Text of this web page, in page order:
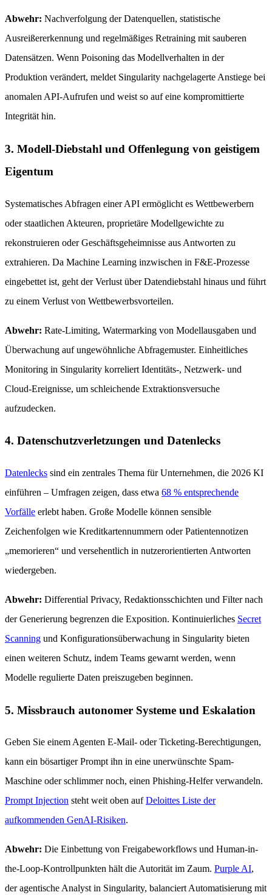
Abwehr: Nachverfolgung der Datenquellen, statistische
Ausreißererkennung und regelmäßiges Retraining mit sauberen
Datensätzen. Wenn Poisoning das Modellverhalten in der
Produktion verändert, meldet Singularity nachgelagerte Anstiege bei
anomalen API-Aufrufen und weist so auf eine kompromittierte
Integrität hin.
3. Modell-Diebstahl und Offenlegung von geistigem
Eigentum
Systematisches Abfragen einer API ermöglicht es Wettbewerbern
oder staatlichen Akteuren, proprietäre Modellgewichte zu
rekonstruieren oder Geschäftsgeheimnisse aus Antworten zu
extrahieren. Da Machine Learning inzwischen in F&E-Prozesse
eingebettet ist, geht der Verlust über Datendiebstahl hinaus und führt
zu einem Verlust von Wettbewerbsvorteilen.
Abwehr: Rate-Limiting, Watermarking von Modellausgaben und
Überwachung auf ungewöhnliche Abfragemuster. Einheitliches
Monitoring in Singularity korreliert Identitäts-, Netzwerk- und
Cloud-Ereignisse, um schleichende Extraktionsversuche
aufzudecken.
4. Datenschutzverletzungen und Datenlecks
Datenlecks sind ein zentrales Thema für Unternehmen, die 2026 KI
einführen – Umfragen zeigen, dass etwa 68 % entsprechende
Vorfälle erlebt haben. Große Modelle können sensible
Zeichenfolgen wie Kreditkartennummern oder Patientennotizen
„memorieren“ und versehentlich in nutzerorientierten Antworten
wiedergeben.
Abwehr: Differential Privacy, Redaktionsschichten und Filter nach
der Generierung begrenzen die Exposition. Kontinuierliches Secret
Scanning und Konfigurationsüberwachung in Singularity bieten
einen weiteren Schutz, indem Teams gewarnt werden, wenn
Modelle regulierte Daten preiszugeben beginnen.
5. Missbrauch autonomer Systeme und Eskalation
Geben Sie einem Agenten E-Mail- oder Ticketing-Berechtigungen,
kann ein bösartiger Prompt ihn in eine unerwünschte Spam-
Maschine oder schlimmer noch, einen Phishing-Helfer verwandeln.
Prompt Injection steht weit oben aufDeloittes Liste der
aufkommenden GenAI-Risiken.
Abwehr: Die Einbettung von Freigabeworkflows und Human-in-
the-Loop-Kontrollpunkten hält die Autorität im Zaum. Purple AI,
der agentische Analyst in Singularity, balanciert Automatisierung mit